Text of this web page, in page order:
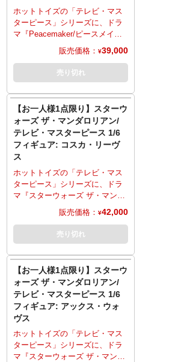
■残りの商品代金につきましては
入荷後に支払いいただきます。
■商品入荷のご案内後に通常どお
り配送指示をお願いします。
■スマートフォンでご予約の場合
はご予約後に別途内金のご案内
メールをお送りします。
品・キャンセルは一切受付でき
ません。
だきます。お一人様で複数のご
予約、同住所でのご予約・注文
が確認されましたらキャンセル
意ください。
メット、スーツにマントなど、
質感やディテールにこだわり、
ウェザリングが追加されるな
がり。口部が可動する同スケー
ルのワニ姿のロキ、瓶に閉じ込
められたカエル姿のソー、ダメ
（着用不可）、トラベルバッ
グ、魔法エフェクト、多彩な差
し替え用ハンドパーツ、作品の
ロゴなどがデザインされたバッ
クボード仕様の台座などが付
属。
※こちらの商品はお一人様1点ま
でのご予約・注文とさせていた
だきます。お一人様で複数のご
が確認されましたらキャンセル
とさせていただきますのでご注
意ください。
ホットトイズの「テレビ・マス
ターピース」シリーズに、ドラ
マ『Peacemaker/ピースメイカ
ー』よりピースメイカーがライ
ンナップ。ジョン・シナが演じ
た劇中の姿を、全高約32セン
チ、30箇所以上可動のフィギュ
質感や皺、髪型などを再現し、
かつ舌パーツが別途付属するこ
とで、頭部に取り付けることで
異なる表情の演出が可能。コス
チュームは特徴的なヘルメッ
ト、胸にエンブレムが入ったTシ
ャツ、ピストルのホルスターが
ついたベルト、パンツ、ブーツ
など、質感やディテールにこだ
上がり。映画『ザ・スーサイ
ド・スクワッド 極 悪党、集
結』版デザインの差し替えヘル
「イーグリー」、ハンドパーツ
に加え、薄汚れた星条旗に作品
のロゴがデザインされた特別仕
様の台座が付属。
※こちらの商品はお一人様1点ま
でのご予約・注文とさせていた
だきます。お一人様で複数のご
予約、同住所でのご予約・注文
が確認されましたらキャンセル
販売価格： ¥39,000
売り切れ
【お一人様1点限り】スターウ
ォーズ ザ・マンダロリアン/
テレビ・マスターピース 1/6
フィギュア: コスカ・リーヴ
ス
ホットトイズの「テレビ・マス
ターピース」シリーズに、ドラ
マ『スターウォーズ ザ・マンダ
ロリアン』よりコスカ・リーヴ
スがラインナップ。劇中の姿
を、全高約30センチ、30箇所以
上可動のフィギュアとして立体
ルセデス・バーナードの顔が露
わになった素顔頭部の2種が付
属。着用しているマンダロアの
装甲服は、アーマー、インナー
スーツ、ユーティリティベル
ト、ジェットパックなど、質感
やディテールにこだわり、汚れ
や傷などのウェザリングが追加
されるなど、細部に至るまで精
販売価格： ¥42,000
売り切れ
【お一人様1点限り】スターウ
ォーズ ザ・マンダロリアン/
テレビ・マスターピース 1/6
フィギュア: アックス・ウォ
ヴス
ホットトイズの「テレビ・マス
ターピース」シリーズに、ドラ
マ『スターウォーズ ザ・マンダ